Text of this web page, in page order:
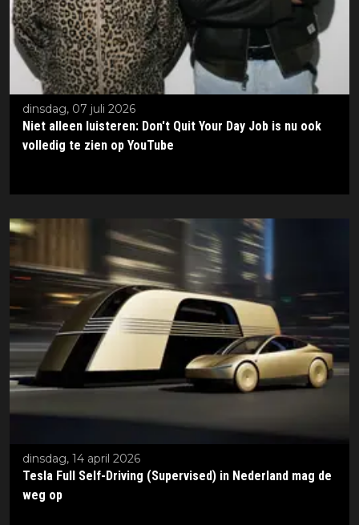
Niet alleen luisteren: Don't Quit Your Day Job is nu ook
volledig te zien op YouTube
dinsdag, 07 juli 2026
Tesla Full Self-Driving (Supervised) in Nederland mag de
weg op
dinsdag, 14 april 2026